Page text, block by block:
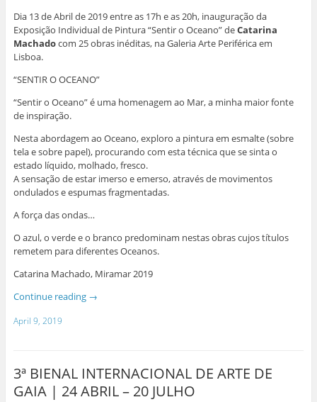
Dia 13 de Abril de 2019 entre as 17h e as 20h, inauguração da
Exposição Individual de Pintura “Sentir o Oceano” deCatarina
Machadocom 25 obras inéditas, na Galeria Arte Periférica em
Lisboa.
“SENTIR O OCEANO”
“Sentir o Oceano” é uma homenagem ao Mar, a minha maior fonte
de inspiração.
Nesta abordagem ao Oceano, exploro a pintura em esmalte (sobre
tela e sobre papel), procurando com esta técnica que se sinta o
estado líquido, molhado, fresco.
A sensação de estar imerso e emerso, através de movimentos
ondulados e espumas fragmentadas.
A força das ondas…
O azul, o verde e o branco predominam nestas obras cujos títulos
remetem para diferentes Oceanos.
Catarina Machado, Miramar 2019
Continue reading →
April 9, 2019
3ª BIENAL INTERNACIONAL DE ARTE DE
GAIA | 24 ABRIL – 20 JULHO